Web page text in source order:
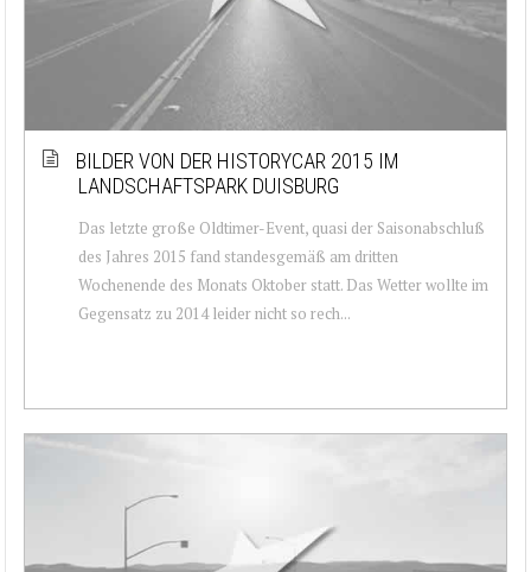
BILDER VON DER HISTORYCAR 2015 IM
LANDSCHAFTSPARK DUISBURG
Das letzte große Oldtimer-Event, quasi der Saisonabschluß
des Jahres 2015 fand standesgemäß am dritten
Wochenende des Monats Oktober statt. Das Wetter wollte im
Gegensatz zu 2014 leider nicht so rech...